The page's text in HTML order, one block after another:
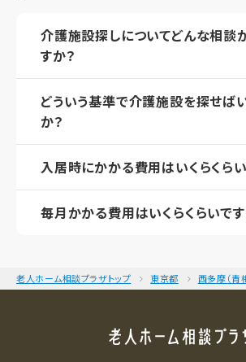
介護施設探しについてどんな相談
すか？
どういう基準で介護施設を探せば
か？
入居時にかかる費用はいくらくら
毎月かかる費用はいくらくらいです
老人ホーム相談プラザトップ 東京都 西多摩（青